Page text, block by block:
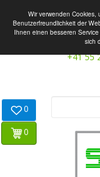
Wir verwenden Cookies,
Benutzerfreundlichkeit der
Ihnen einen besseren
sich
+41 55
0
0